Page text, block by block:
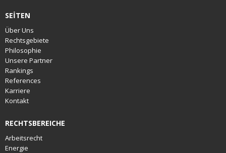
SEİTEN
Über Uns
Rechtsgebiete
Philosophie
Unsere Partner
Rankings
References
Karriere
Kontakt
RECHTSBEREICHE
Arbeitsrecht
Energie